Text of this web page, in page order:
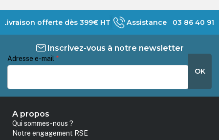
Livraison offerte dès 399€ HT Assistance 03 86 40 91
Inscrivez-vous à notre newsletter
Adresse e-mail *
OK
A propos
Qui sommes-nous ?
Notre engagement RSE